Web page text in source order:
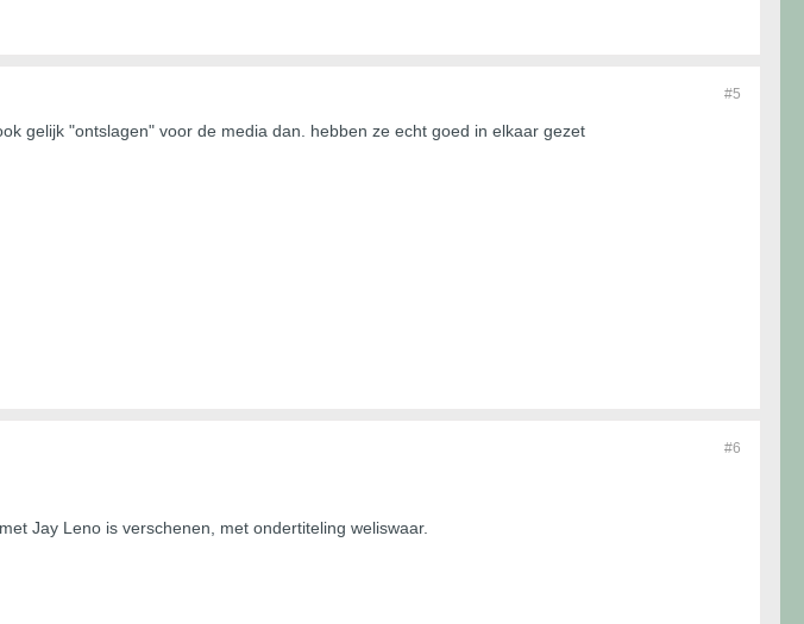
#5
gelijk "ontslagen" voor de media dan. hebben ze echt goed in elkaar gezet
#6
Jay Leno is verschenen, met ondertiteling weliswaar.